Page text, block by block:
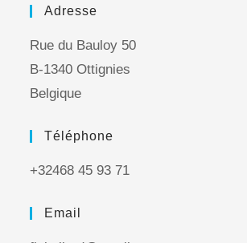
Adresse
Rue du Bauloy 50
B-1340 Ottignies
Belgique
Téléphone
+32468 45 93 71
Email